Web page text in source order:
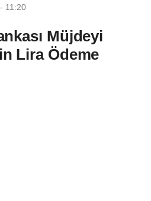
11:20
Müjdeyi
Lira Ödeme